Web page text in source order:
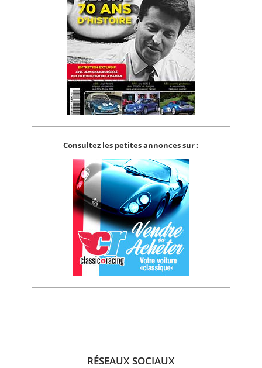
Consultez les petites annonces sur :
RÉSEAUX SOCIAUX